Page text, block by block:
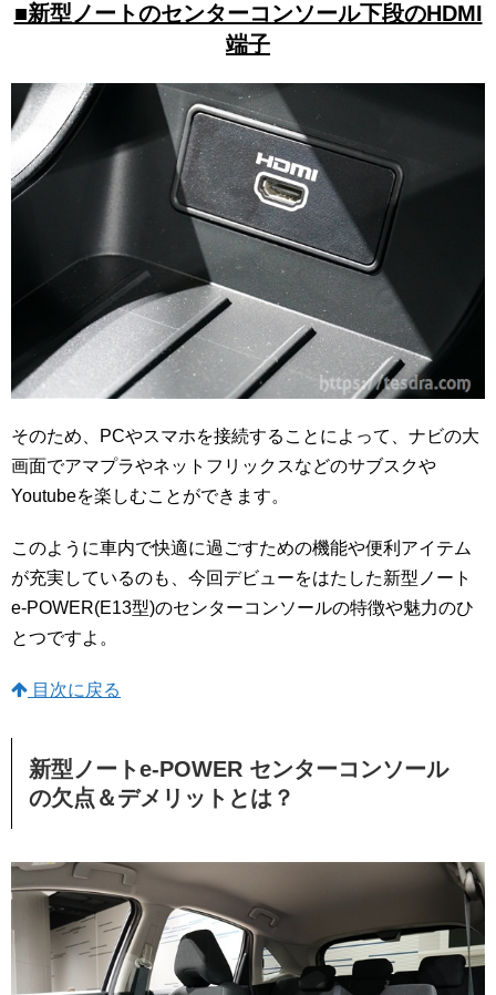
■新型ノートのセンターコンソール下段のHDMI
端子
そのため、PCやスマホを接続することによって、ナビの大
画面でアマプラやネットフリックスなどのサブスクや
Youtubeを楽しむことができます。
このように車内で快適に過ごすための機能や便利アイテム
が充実しているのも、今回デビューをはたした新型ノート
e-POWER(E13型)のセンターコンソールの特徴や魅力のひ
とつですよ。
目次に戻る
新型ノートe-POWER センターコンソール
の欠点＆デメリットとは？